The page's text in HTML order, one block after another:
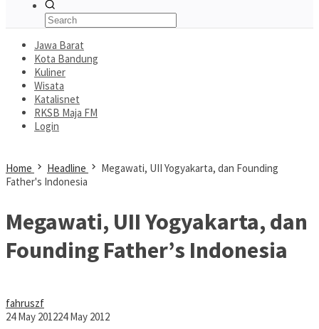
Jawa Barat
Kota Bandung
Kuliner
Wisata
Katalisnet
RKSB Maja FM
Login
Home Headline
Megawati, UII Yogyakarta, dan Founding
Father's Indonesia
Megawati, UII Yogyakarta, dan
Founding Father’s Indonesia
fahruszf
24 May 201224 May 2012